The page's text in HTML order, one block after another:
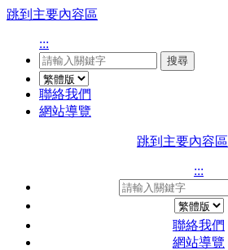
跳到主要內容區
:::
搜尋
聯絡我們
網站導覽
跳到主要內容區
:::
聯絡我們
網站導覽